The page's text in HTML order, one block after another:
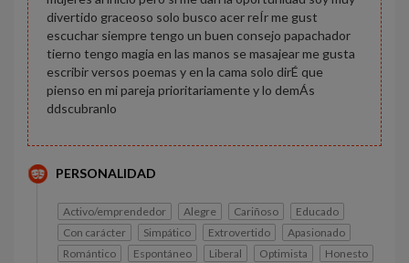
divertido graceoso solo busco acer reÍr me gust
escuchar siempre tengo un buen consejo papachador
tierno tengo magia en las manos se masajear me gusta
escribir versos poemas y en la cama solo dirÉ que
pienso en mi pareja prioritariamente y lo demÁs
ddscubranlo
PERSONALIDAD
Activo/emprendedor Alegre Cariñoso
Educado
Con carácter
Simpático Extrovertido
Apasionado
Romántico
Espontáneo Liberal Optimista
Honesto